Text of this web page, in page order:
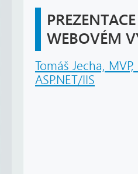
WEBOVÉM
Tomáš Jecha, MVP,
ASP.NET/IIS